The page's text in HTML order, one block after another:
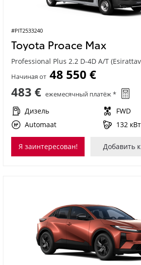
#PIT2533240
Toyota Proace Max
Professional Plus 2.2 D-4D A/T
Начиная от 48 550 €
483 € ежемесячный платёж *
Дизель
FWD
Automaat
132 кВт
Я заинтересован! Добавить